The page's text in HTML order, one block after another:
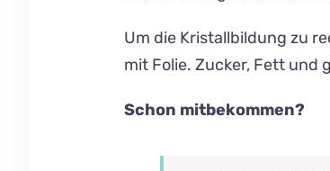
Um die Kristallbildung zu
mit Folie. Zucker, Fett und
Schon mitbekommen?